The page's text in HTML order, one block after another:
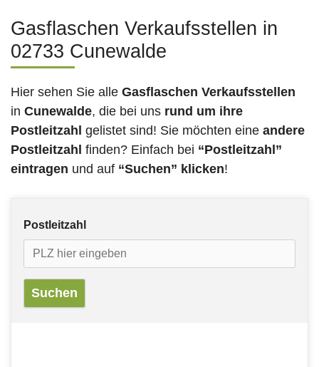
Gasflaschen Verkaufsstellen in
02733 Cunewalde
Hier sehen Sie alle Gasflaschen Verkaufsstellen
in Cunewalde, die bei uns rund um ihre
Postleitzahl gelistet sind! Sie möchten eine andere
Postleitzahl finden? Einfach bei “Postleitzahl”
eintragen und auf “Suchen” klicken!
Postleitzahl